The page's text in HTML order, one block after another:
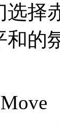
选择
和的